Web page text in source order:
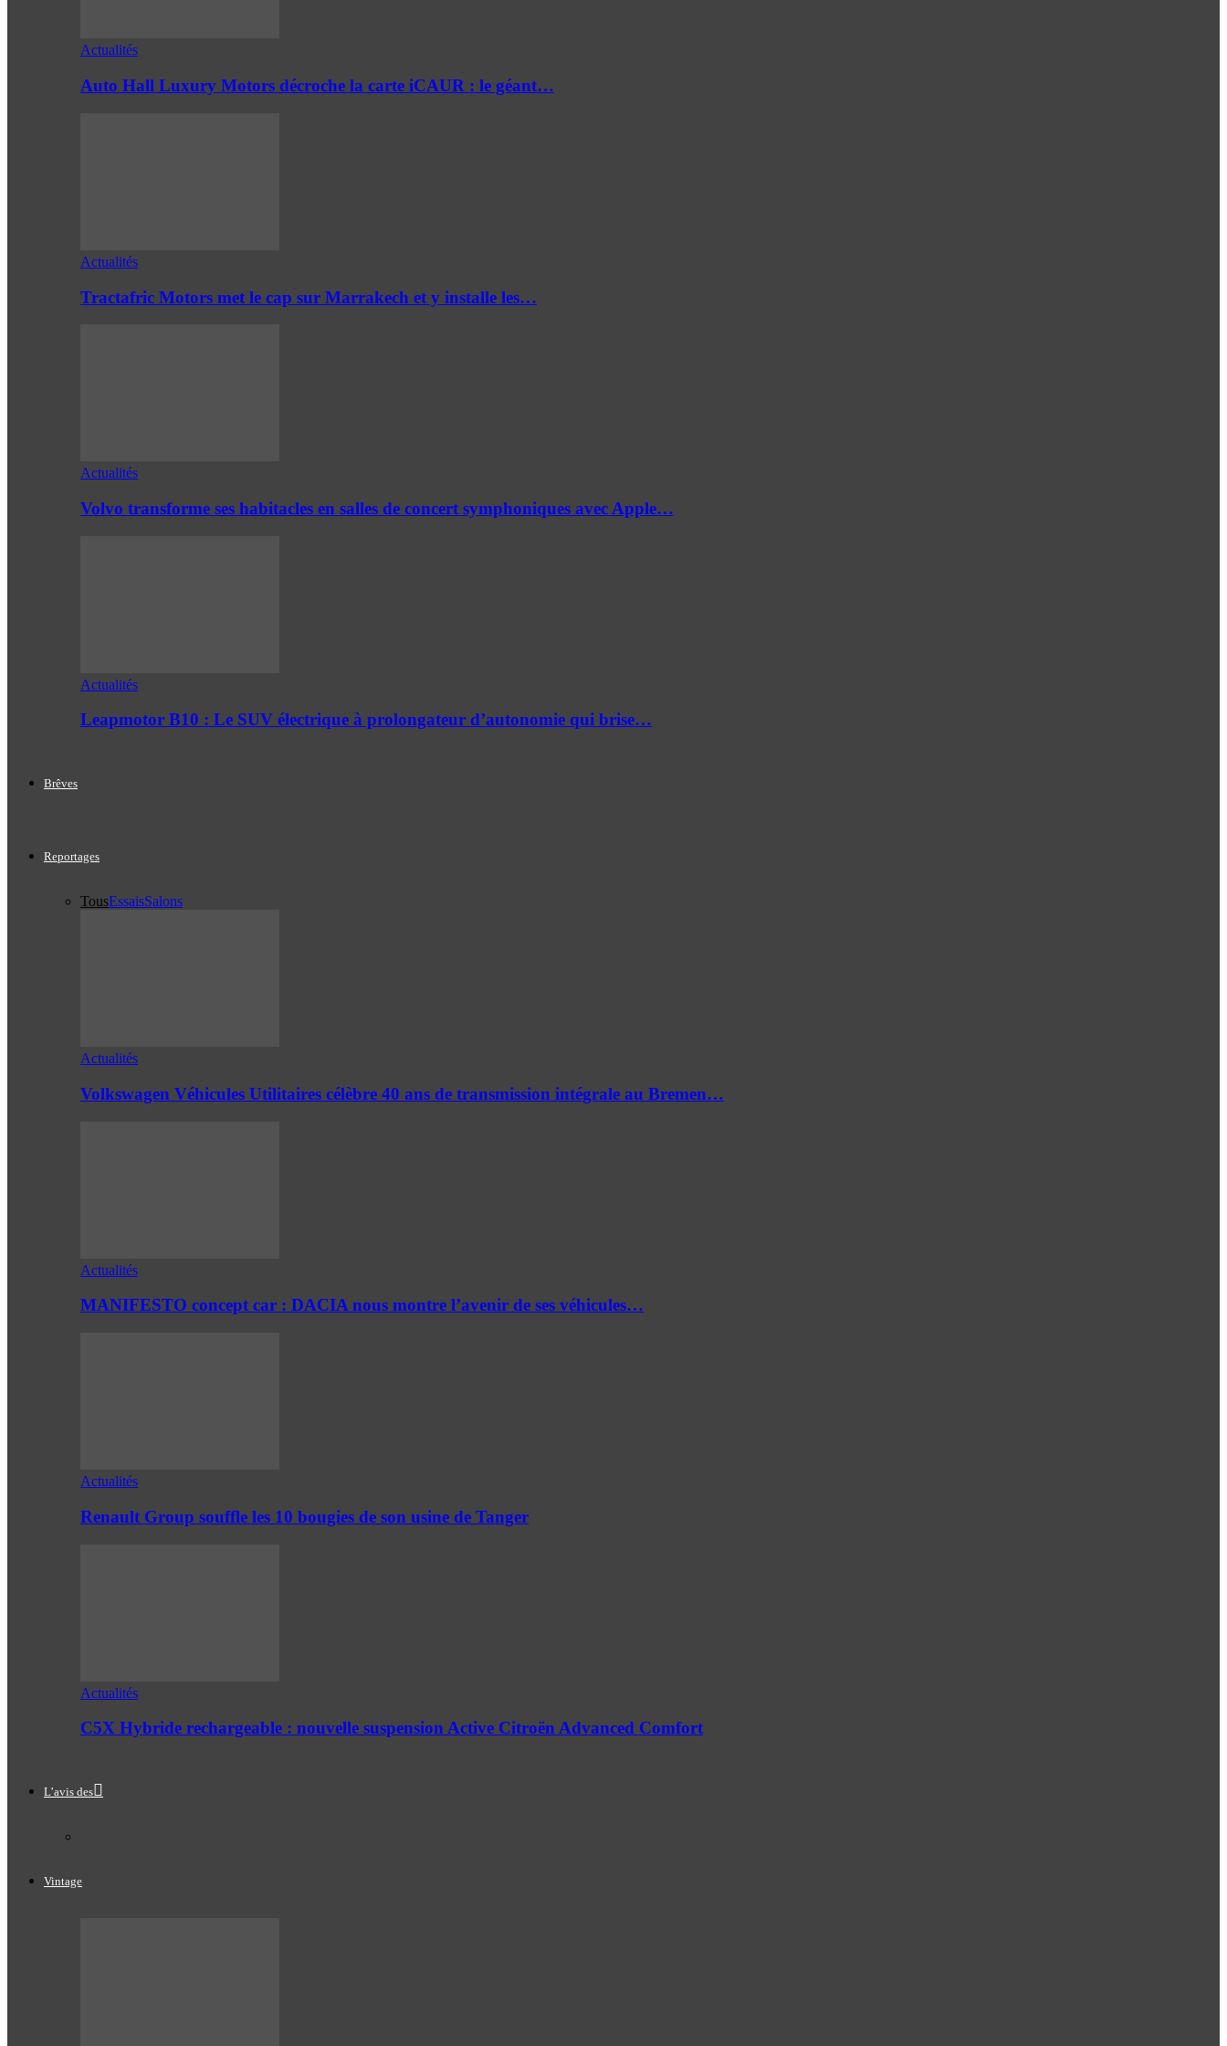
Actualités
Auto Hall Luxury Motors décroche la carte iCAUR : le géant…
Actualités
Tractafric Motors met le cap sur Marrakech et y installe les…
Actualités
Volvo transforme ses habitacles en salles de concert symphoniques avec Apple…
Actualités
Leapmotor B10 : Le SUV électrique à prolongateur d’autonomie qui brise…
Brêves
Reportages
TousEssaisSalons
Actualités
Volkswagen Véhicules Utilitaires célèbre 40 ans de transmission intégrale au Bremen…
Actualités
MANIFESTO concept car : DACIA nous montre l’avenir de ses véhicules…
Actualités
Renault Group souffle les 10 bougies de son usine de Tanger
Actualités
C5X Hybride rechargeable : nouvelle suspension Active Citroën Advanced Comfort
L’avis des
Vintage